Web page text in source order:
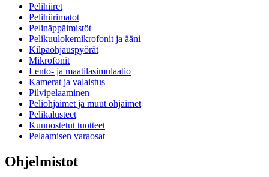
Pelihiiret
Pelihiirimatot
Pelinäppäimistöt
Pelikuulokemikrofonit ja ääni
Kilpaohjauspyörät
Mikrofonit
Lento- ja maatilasimulaatio
Kamerat ja valaistus
Pilvipelaaminen
Peliohjaimet ja muut ohjaimet
Pelikalusteet
Kunnostetut tuotteet
Pelaamisen varaosat
Ohjelmistot